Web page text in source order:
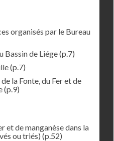
organisés par le Bureau
Bassin de Liége(p.7)
(p.7)
la Fonte, du Fer et de
(p.9)
et de manganèse dans la
ou triés) (p.52)